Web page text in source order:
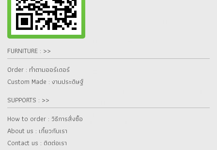
FURNITURE : >>
Order : ทำตามออร์เดอร์
Custom Made : งานประดิษฐ์
SUPPORTS : >>
How to order : วิธีการสั่งซื้อ
About us : เกี๋ยวกับเรา
Contact us : ติดต่อเรา